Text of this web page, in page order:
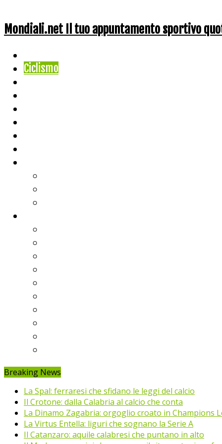
Mondiali.net Il tuo appuntamento sportivo
Ciclismo
Breaking News
La Spal: ferraresi che sfidano le leggi del calcio
Il Crotone: dalla Calabria al calcio che conta
La Dinamo Zagabria: orgoglio croato in Champions
La Virtus Entella: liguri che sognano la Serie A
Il Catanzaro: aquile calabresi che puntano in alto